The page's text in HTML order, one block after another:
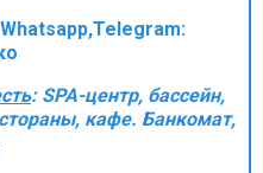
: SPA-центр, бассейн,
кафе. Банкомат,